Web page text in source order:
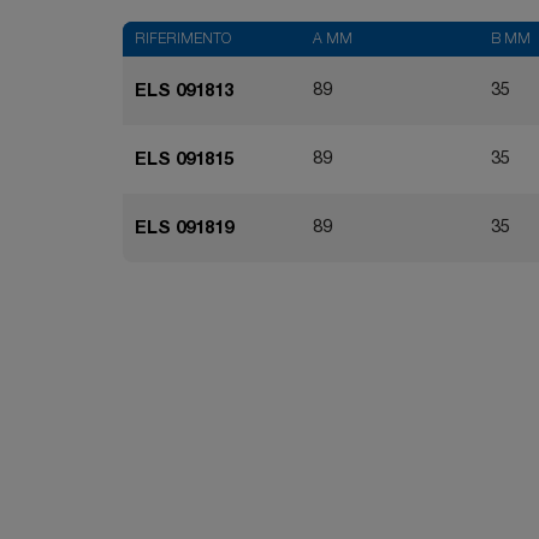
RIFERIMENTO A MM B MM
ELS 091813 89 35
ELS 091815 89 35
ELS 091819 89 35